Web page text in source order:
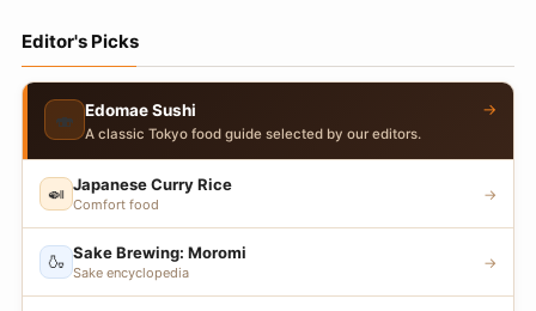
Editor's Picks
🍣 Edomae Sushi
A classic Tokyo food guide selected by our editors.
→
🍛 Japanese Curry Rice
Comfort food
→
🍶 Sake Brewing: Moromi
Sake encyclopedia
→